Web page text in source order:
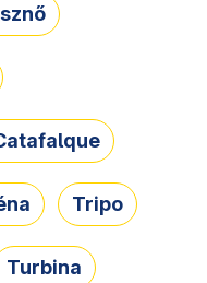
Tripo
Turbina